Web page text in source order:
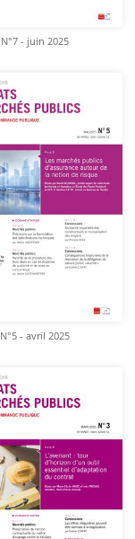
N°7 - juin 2025
N°5 - avril 2025